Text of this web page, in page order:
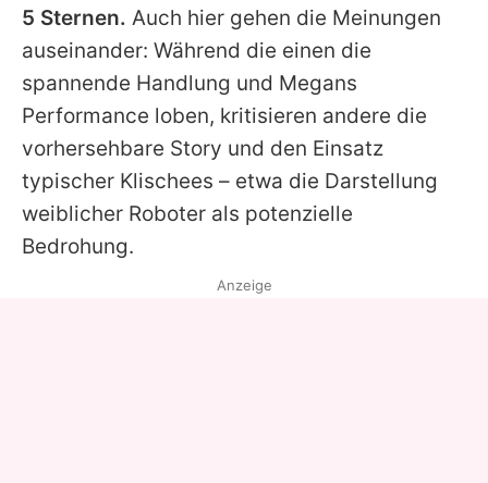
5 Sternen. Auch hier gehen die Meinungen
auseinander: Während die einen die
spannende Handlung und Megans
Performance loben, kritisieren andere die
vorhersehbare Story und den Einsatz
typischer Klischees – etwa die Darstellung
weiblicher Roboter als potenzielle
Bedrohung.
Anzeige